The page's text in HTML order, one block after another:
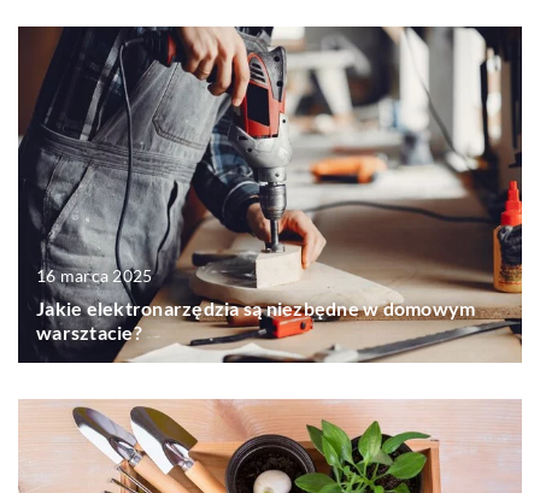
16 marca 2025
Jakie elektronarzędzia są niezbędne w domowym
warsztacie?